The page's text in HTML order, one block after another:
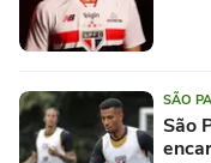
SÃO
São